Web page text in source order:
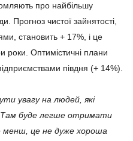
про найбільшу
Прогноз чистої зайнятості,
становить + 17%, і це
роки. Оптимістичні плани
півдня (+ 14%).
увагу на людей, які
Там буде легше отримати
менш, це не дуже хороша